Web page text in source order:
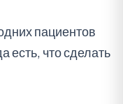
пациентов
есть, что сделать